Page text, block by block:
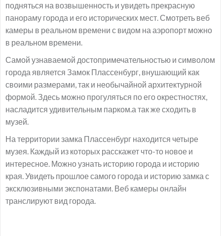
подняться на возвышенность и увидеть прекрасную
панораму города и его исторических мест. Смотреть веб
камеры в реальном времени с видом на аэропорт можно
в реальном времени.
Самой узнаваемой достопримечательностью и символом
города является Замок Плассенбург, внушающий как
своими размерами, так и необычайной архитектурной
формой. Здесь можно прогуляться по его окрестностях,
насладится удивительным парком.а так же сходить в
музей.
На территории замка Плассенбург находится четыре
музея. Каждый из которых расскажет что-то новое и
интересное. Можно узнать историю города и историю
края. Увидеть прошлое самого города и историю замка с
эксклюзивными экспонатами. Веб камеры онлайн
транслируют вид города.